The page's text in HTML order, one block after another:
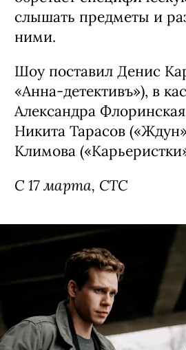
слышать предметы и
ними.
Шоу поставил Денис
«Анна-детективъ»), в
Александра
Никита Тарасов
Климова
С 17 марта, СТС